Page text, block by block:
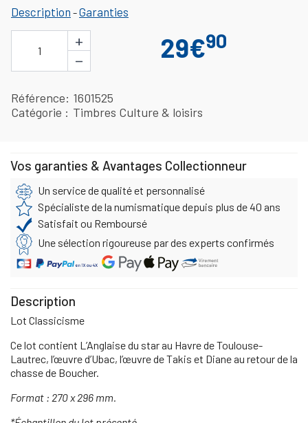
Description -Garanties
1
+
−
29€90
Référence 1601525
Catégorie
Timbres Culture & loisirs
Vos garanties & Avantages Collectionneur
Un service de qualité et personnalisé
Spécialiste de la numismatique depuis plus de 40 ans
Satisfait ou Remboursé
Une sélection rigoureuse par des experts confirmés
Description
Lot Classicisme
Ce lot contient L’Anglaise du star au Havre de Toulouse-
Lautrec, l’œuvre d’Ubac, l’œuvre de Takis et Diane au retour de la
chasse de Boucher.
Format : 270 x 296 mm.